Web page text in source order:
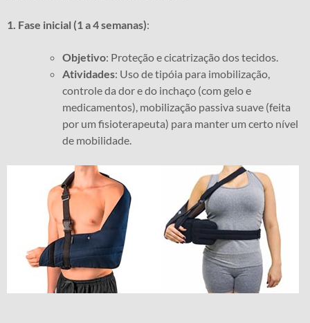
1. Fase inicial (1 a 4 semanas):
Objetivo: Proteção e cicatrização dos tecidos.
Atividades: Uso de tipóia para imobilização,
controle da dor e do inchaço (com gelo e
medicamentos), mobilização passiva suave (feita
por um fisioterapeuta) para manter um certo nível
de mobilidade.